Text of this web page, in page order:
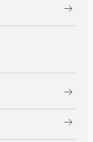
arrow_right_alt
arrow_right_alt
arrow_right_alt